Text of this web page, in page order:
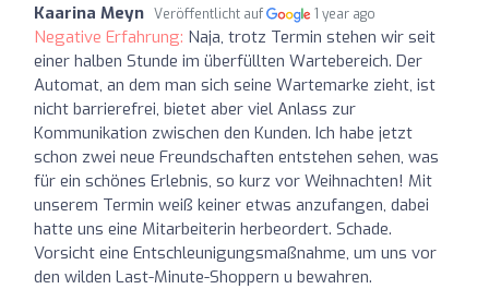
Kaarina Meyn Veröffentlicht auf 1 year ago
Negative Erfahrung: Naja, trotz Termin stehen wir seit
einer halben Stunde im überfüllten Wartebereich. Der
Automat, an dem man sich seine Wartemarke zieht, ist
nicht barrierefrei, bietet aber viel Anlass zur
Kommunikation zwischen den Kunden. Ich habe jetzt
schon zwei neue Freundschaften entstehen sehen, was
für ein schönes Erlebnis, so kurz vor Weihnachten! Mit
unserem Termin weiß keiner etwas anzufangen, dabei
hatte uns eine Mitarbeiterin herbeordert. Schade.
Vorsicht eine Entschleunigungsmaßnahme, um uns vor
den wilden Last-Minute-Shoppern u bewahren.